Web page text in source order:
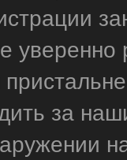
за